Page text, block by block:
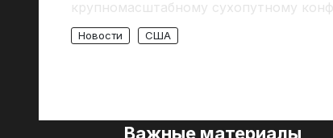
крупномасштабному сухопутному
Новости США
Важные материалы